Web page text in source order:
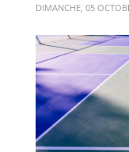
DIMANCHE, 05